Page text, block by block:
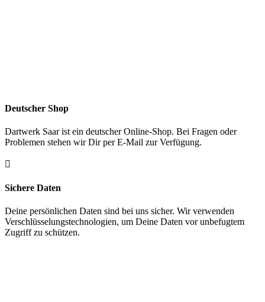
Deutscher Shop
Dartwerk Saar ist ein deutscher Online-Shop. Bei Fragen oder
Problemen stehen wir Dir per E-Mail zur Verfügung.

Sichere Daten
Deine persönlichen Daten sind bei uns sicher. Wir verwenden
Verschlüsselungstechnologien, um Deine Daten vor unbefugtem
Zugriff zu schützen.